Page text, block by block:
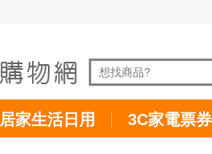
居家生活日用 3C家電票券